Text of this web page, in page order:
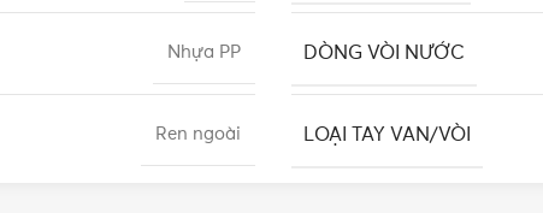
Nhựa PP DÒNG VÒI NƯỚC
Ren ngoài LOẠI TAY VAN/VÒI